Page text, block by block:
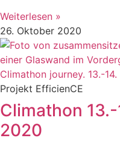
Weiterlesen »
26. Oktober 2020
Projekt EfficienCE
Climathon
2020